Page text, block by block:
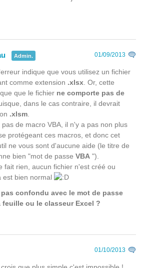
Admin. 01/09/2013
indique que vous utilisez un fichier
comme extension .xlsx . Or, cette
que le fichier ne comporte pas de
dans le cas contraire, il devrait
.xlsm
de macro VBA, il n'y a pas non plus
protégeant ces macros, et donc cet
ne vous sont d'aucune aide (le titre de
bien "mot de passe VBA ").
fait rien, aucun fichier n'est créé ou
est bien normal
confondu avec le mot de passe
ou le classeur Excel ?
01/10/2013